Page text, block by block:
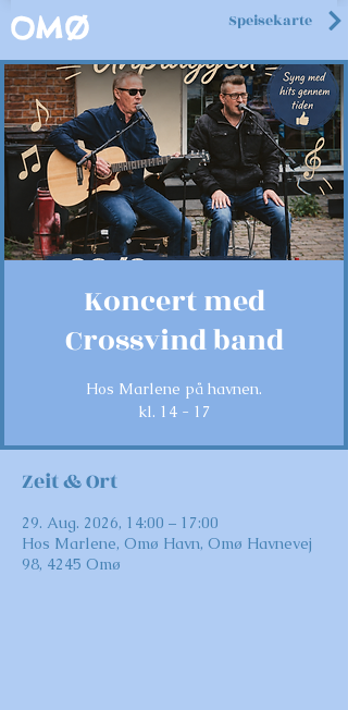
Speisekarte
OMØ
Koncert med
Crossvind band
Hos Marlene på havnen.
kl. 14 - 17
Zeit & Ort
29. Aug. 2026, 14:00 – 17:00
Hos Marlene, Omø Havn, Omø Havnevej
98, 4245 Omø